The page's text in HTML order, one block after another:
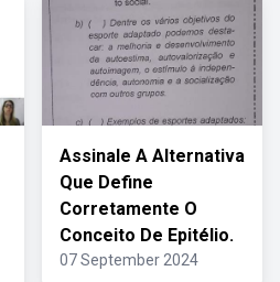
Assinale A Alternativa
Que Define
Corretamente O
Conceito De Epitélio.
07 September 2024